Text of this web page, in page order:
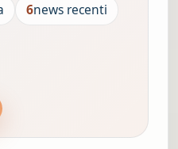
6news recenti